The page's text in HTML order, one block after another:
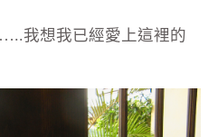
我想我已經愛上這裡的